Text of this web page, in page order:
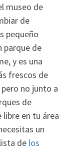
museo de
de
pequeño
parque de
y es una
frescos de
no junto a
de
en tu área
un
de los